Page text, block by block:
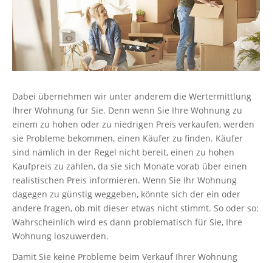
Dabei übernehmen wir unter anderem die Wertermittlung
Ihrer Wohnung für Sie. Denn wenn Sie Ihre Wohnung zu
einem zu hohen oder zu niedrigen Preis verkaufen, werden
sie Probleme bekommen, einen Käufer zu finden. Käufer
sind nämlich in der Regel nicht bereit, einen zu hohen
Kaufpreis zu zahlen, da sie sich Monate vorab über einen
realistischen Preis informieren. Wenn Sie Ihr Wohnung
dagegen zu günstig weggeben, könnte sich der ein oder
andere fragen, ob mit dieser etwas nicht stimmt. So oder so:
Wahrscheinlich wird es dann problematisch für Sie, Ihre
Wohnung loszuwerden.
Damit Sie keine Probleme beim Verkauf Ihrer Wohnung